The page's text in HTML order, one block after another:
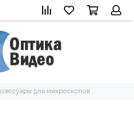
для микроскопов